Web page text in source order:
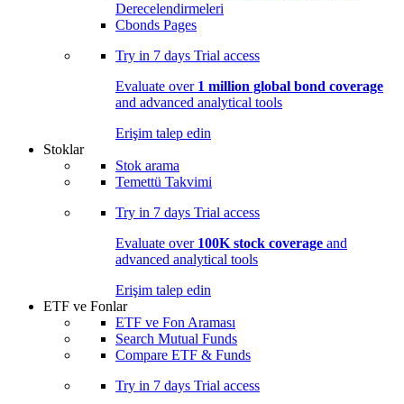
Derecelendirmeleri
Cbonds Pages
Try in 7 days Trial access
Evaluate over 1 million global bond coverage
and advanced analytical tools
Erişim talep edin
Stoklar
Stok arama
Temettü Takvimi
Try in 7 days Trial access
Evaluate over 100K stock coverage and
advanced analytical tools
Erişim talep edin
ETF ve Fonlar
ETF ve Fon Araması
Search Mutual Funds
Compare ETF & Funds
Try in 7 days Trial access